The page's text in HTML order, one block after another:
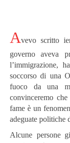
Avevo scritto
governo aveva
l’immigrazione,
soccorso di una
fuoco da una
convinceremo
fame è un
adeguate politiche
Alcune persone